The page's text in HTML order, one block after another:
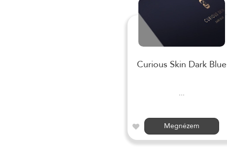
Curious Skin Dark Blue
...
Megnézem